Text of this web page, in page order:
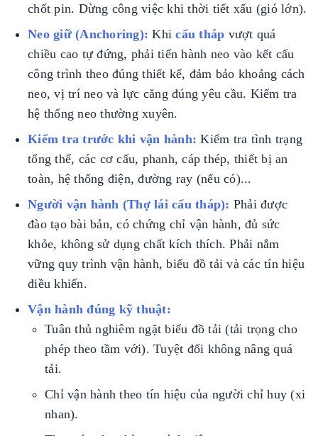
chốt pin. Dừng công việc khi thời tiết xấu (gió lớn).
Neo giữ (Anchoring): Khicẩu tháp vượt quá
chiều cao tự đứng, phải tiến hành neo vào kết cấu
công trình theo đúng thiết kế, đảm bảo khoảng cách
neo, vị trí neo và lực căng đúng yêu cầu. Kiểm tra
hệ thống neo thường xuyên.
Kiểm tra trước khi vận hành: Kiểm tra tình trạng
tổng thể, các cơ cấu, phanh, cáp thép, thiết bị an
toàn, hệ thống điện, đường ray (nếu có)...
Người vận hành (Thợ lái cẩu tháp): Phải được
đào tạo bài bản, có chứng chỉ vận hành, đủ sức
khỏe, không sử dụng chất kích thích. Phải nắm
vững quy trình vận hành, biểu đồ tải và các tín hiệu
điều khiển.
Vận hành đúng kỹ thuật:
Tuân thủ nghiêm ngặt biểu đồ tải (tải trọng cho
phép theo tầm với). Tuyệt đối không nâng quá
tải.
Chỉ vận hành theo tín hiệu của người chỉ huy (xi
nhan).